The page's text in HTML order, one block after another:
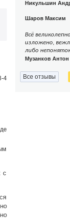
4
с
Никульшин
Шаров Максим
Всё
изложено,
либо
Музанков Антон
Все отзывы